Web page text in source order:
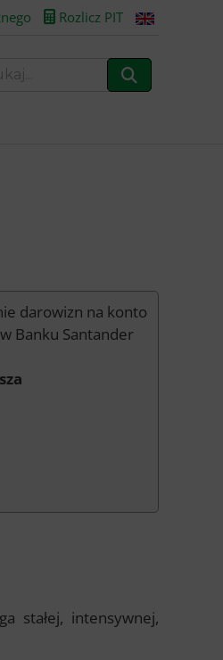
Rozlicz PIT
darowizn na konto
Banku Santander
stałej, intensywnej,